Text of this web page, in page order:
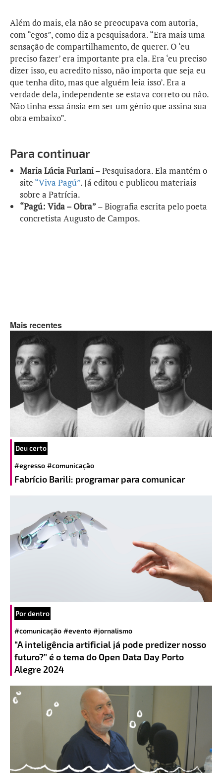
Além do mais, ela não se preocupava com autoria,
com “egos”, como diz a pesquisadora. “Era mais uma
sensação de compartilhamento, de querer. O ‘eu
preciso fazer’ era importante pra ela. Era ‘eu preciso
dizer isso, eu acredito nisso, não importa que seja eu
que tenha dito, mas que alguém leia isso’. Era a
verdade dela, independente se estava correto ou não.
Não tinha essa ânsia em ser um gênio que assina sua
obra embaixo”.
Para continuar
Maria Lúcia Furlani– Pesquisadora. Ela mantém o
site “Viva Pagú”. Já editou e publicou materiais
sobre a Patrícia.
“Pagú: Vida – Obra”– Biografia escrita pelo poeta
concretista Augusto de Campos.
Mais recentes
Deu certo
#egresso #comunicação
Fabrício Barili: programar para comunicar
Por dentro
#comunicação #evento #jornalismo
“A inteligência artificial já pode predizer nosso
futuro?” é o tema do Open Data Day Porto
Alegre 2024